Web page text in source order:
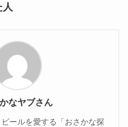
なヤブさん
ールを愛する「おさかな探